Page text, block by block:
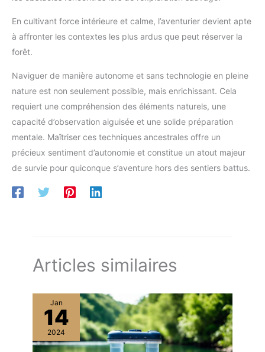
En cultivant force intérieure et calme, l’aventurier devient apte
à affronter les contextes les plus ardus que peut réserver la
forêt.
Naviguer de manière autonome et sans technologie en pleine
nature est non seulement possible, mais enrichissant. Cela
requiert une compréhension des éléments naturels, une
capacité d’observation aiguisée et une solide préparation
mentale. Maîtriser ces techniques ancestrales offre un
précieux sentiment d’autonomie et constitue un atout majeur
de survie pour quiconque s’aventure hors des sentiers battus.
Articles similaires
Jan
14
2024